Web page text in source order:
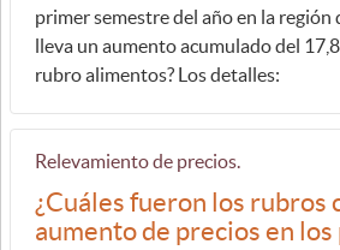
primer semestre del año en la región
lleva un aumento acumulado del
rubro alimentos? Los detalles:
Relevamiento de precios.
¿Cuáles fueron los rubros
aumento de precios en